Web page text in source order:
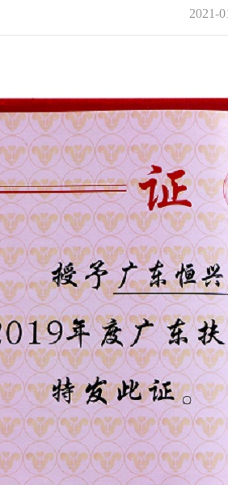
2021-